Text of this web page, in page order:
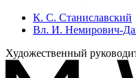
К. С. Станиславский
Вл. И. Немирович-
Художественный